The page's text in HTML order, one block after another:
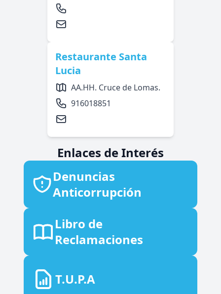
Restaurante Santa
Lucia
AA.HH. Cruce de Lomas.
916018851
Enlaces de Interés
Denuncias
Anticorrupción
Libro de
Reclamaciones
T.U.P.A